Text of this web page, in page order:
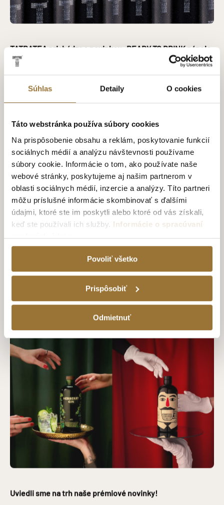
Súhlas Detaily O cookies
Táto webstránka používa súbory cookies
Na prispôsobenie obsahu a reklám, poskytovanie funkcií
sociálnych médií a analýzu návštevnosti používame
súbory cookie. Informácie o tom, ako používate naše
webové stránky, poskytujeme aj našim partnerom v
oblasti sociálnych médií, inzercie a analýzy. Títo partneri
môžu príslušné informácie skombinovať s ďalšími
údajmi, ktoré ste im poskytli alebo ktoré od vás získali,
keď ste používali ich služby. Informácie o spracúvaní
osobných údajov
Povoliť všetko
Prispôsobiť
Odmietnuť
TATRATEA prichádza s novinkou: READY TO DRINK nápoje
v plechovkách
5. júna 2025
TATRATEA 35 % ORIGINAL LIGHT získal ocenenie Voľba
16. mája 2025
Uviedli sme na trh naše prémiové novinky!